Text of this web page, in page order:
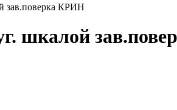
зав.поверка КРИН
шкалой